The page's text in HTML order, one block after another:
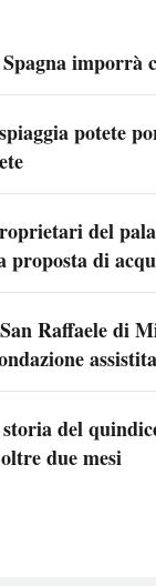
imporrà
potete
del
proposta di
Raffaele di
assistita
del
due mesi